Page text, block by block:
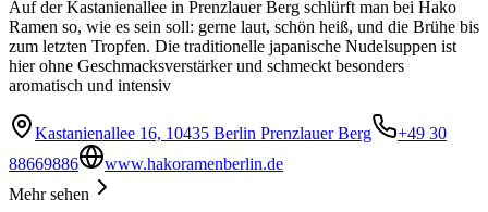
Auf der Kastanienallee in Prenzlauer Berg schlürft man bei Hako
Ramen so, wie es sein soll: gerne laut, schön heiß, und die Brühe bis
zum letzten Tropfen. Die traditionelle japanische Nudelsuppen ist
hier ohne Geschmacksverstärker und schmeckt besonders
aromatisch und intensiv
Kastanienallee 16, 10435 Berlin Prenzlauer Berg
+49 30
88669886
www.hakoramenberlin.de
Mehr sehen